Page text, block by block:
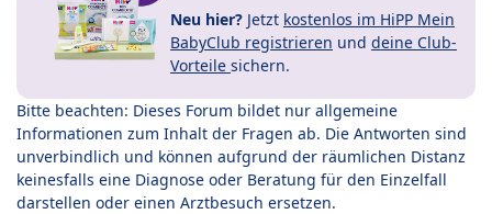
Neu hier? Jetzt kostenlos im HiPP Mein
BabyClub registrieren und deine Club-
Vorteile sichern.
Bitte beachten: Dieses Forum bildet nur allgemeine
Informationen zum Inhalt der Fragen ab. Die Antworten sind
unverbindlich und können aufgrund der räumlichen Distanz
keinesfalls eine Diagnose oder Beratung für den Einzelfall
darstellen oder einen Arztbesuch ersetzen.